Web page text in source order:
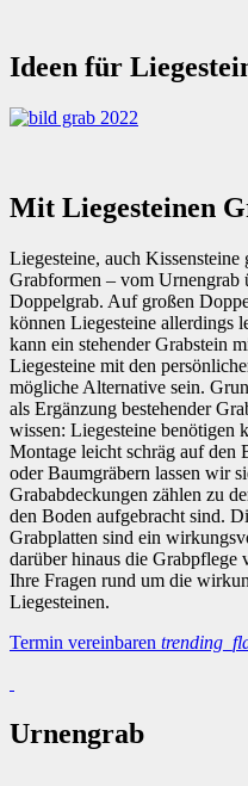
Ideen für
Mit Liegesteinen
Liegesteine, auch
Grabformen – vom Urnengrab
Doppelgrab. Auf großen
können Liegesteine allerdings
kann ein stehender Grabstein
Liegesteine mit den
mögliche Alternative sein.
als Ergänzung bestehender
wissen: Liegesteine benötigen
Montage leicht schräg auf den
oder Baumgräbern lassen wir
Grababdeckungen zählen zu
den Boden aufgebracht sind.
Grabplatten sind ein
darüber hinaus die
Ihre Fragen rund um die
Liegesteinen.
Termin vereinbaren
Urnengrab